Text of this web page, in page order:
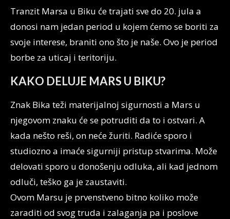
Tranzit Marsa u Biku će trajati sve do 20. jula a
donosi nam jedan period u kojem ćemo se boriti za
svoje interese, braniti ono što je naše. Ovo je period
borbe za uticaj i teritoriju.
KAKO DELUJE MARS U BIKU?
Znak Bika teži materijalnoj sigurnosti a Mars u
njegovom znaku će se potruditi da to i ostvari. A
kada nešto reši, on neće žuriti. Radiće sporo i
studiozno a imaće sigurniji pristup stvarima. Može
delovati sporo u donošenju odluka, ali kad jednom
odluči, teško ga je zaustaviti.
Ovom Marsu je prvenstveno bitno koliko može
zaraditi od svog truda i zalaganja pa i poslove